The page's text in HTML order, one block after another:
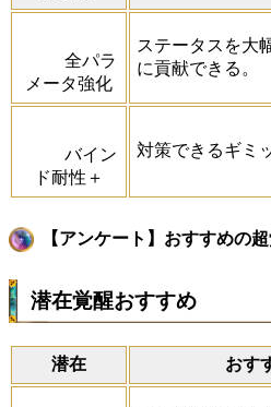
全パラ
メータ強化
ステータスを大
に貢献できる。
バイン
ド耐性＋
対策できるギミ
【アンケート】おすすめの
潜在覚醒おすすめ
潜在 おす